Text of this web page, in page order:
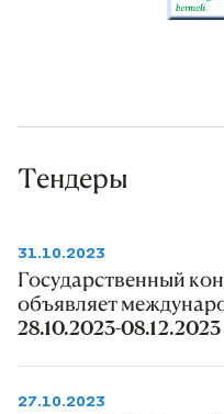
Тендеры
31.10.2023
Государственный
объявляет
28.10.2023-08.12.2023
27.10.2023